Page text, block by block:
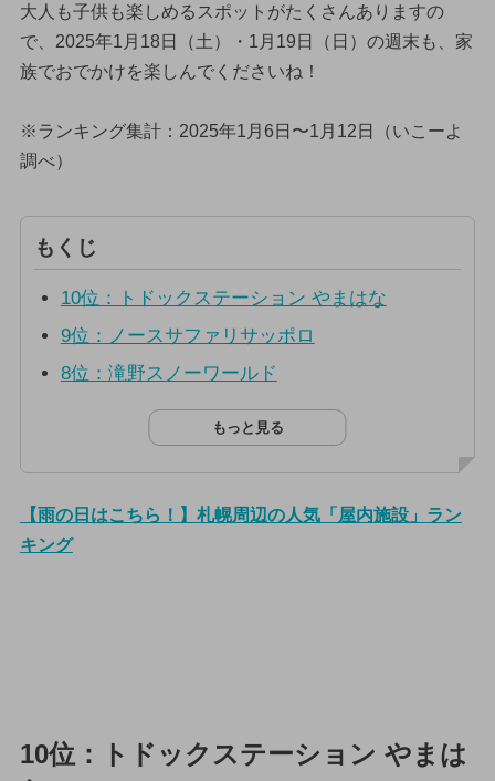
大人も子供も楽しめるスポットがたくさんありますの
で、2025年1月18日（土）・1月19日（日）の週末も、家
族でおでかけを楽しんでくださいね！
※ランキング集計：2025年1月6日〜1月12日（いこーよ
調べ）
もくじ
10位：トドックステーション やまはな
9位：ノースサファリサッポロ
8位：滝野スノーワールド
もっと見る
【雨の日はこちら！】札幌周辺の人気「屋内施設」ラン
キング
10位：トドックステーション やまは